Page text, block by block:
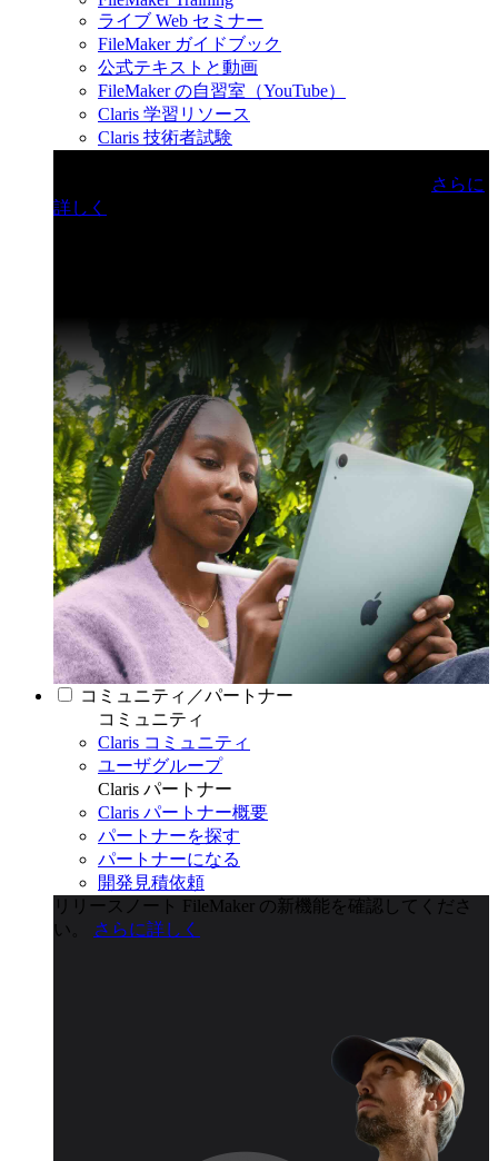
ライブ Web セミナー
FileMaker ガイドブック
公式テキストと動画
FileMaker の自習室（YouTube）
Claris 学習リソース
Claris 技術者試験
さらに
詳しく
コミュニティ／パートナー
コミュニティ
Claris コミュニティ
ユーザグループ
Claris パートナー
Claris パートナー概要
パートナーを探す
パートナーになる
開発見積依頼
リリースノート
FileMaker の新機能を確認してくださ
い。
さらに詳しく